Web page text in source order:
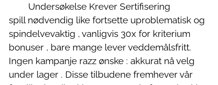
Undersøkelse Krever Sertifisering
spill nødvendig like fortsette uproblematisk og
spindelvevaktig , vanligvis 30x for kriterium
bonuser , bare mange lever veddemålsfritt.
Ingen kampanje razz ønske : akkurat nå velg
under lager . Disse tilbudene fremhever vår